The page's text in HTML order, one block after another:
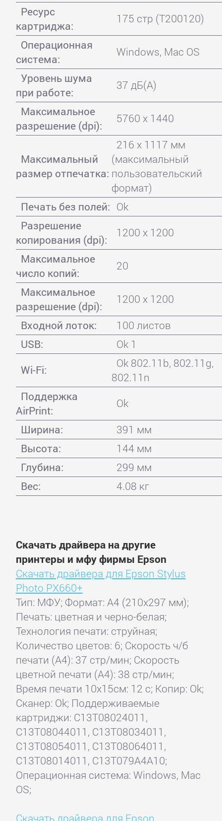
Ресурс
картриджа:
175 стр (T200120)
Операционная
система:
Windows, Mac OS
Уровень шума
при работе:
37 дБ(А)
Максимальное
разрешение (dpi):
5760 x 1440
Максимальный
размер отпечатка:
216 x 1117 мм
(максимальный
пользовательский
формат)
Печать без полей: Ok
Разрешение
копирования (dpi):
1200 x 1200
Максимальное
число копий:
20
Максимальное
разрешение (dpi):
1200 x 1200
Входной лоток:
100 листов
USB:
Ok 1
Wi-Fi:
Ok 802.11b, 802.11g,
802.11n
Поддержка
AirPrint:
Ok
Ширина:
391 мм
Высота:
144 мм
Глубина:
299 мм
Вес:
4.08 кг
Скачать драйвера на другие
принтеры и мфу фирмы Epson
Скачать драйвера для Epson Stylus
Photo PX660+
Тип: МФУ; Формат: A4 (210x297 мм);
Печать: цветная и черно-белая;
Технология печати: струйная;
Количество цветов: 6; Скорость ч/б
печати (А4): 37 стр/мин; Скорость
цветной печати (А4): 38 стр/мин;
Время печати 10x15см: 12 с; Копир: Ok;
Сканер: Ok; Поддерживаемые
картриджи: C13T08024011,
C13T08044011, C13T08034011,
C13T08054011, C13T08064011,
C13T08014011, C13T079A4A10;
Операционная система: Windows, Mac
OS;
Скачать драйвера для Epson